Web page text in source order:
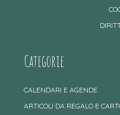
Categorie
CALENDARI E AGENDE
ARTICOLI DA REGALO E